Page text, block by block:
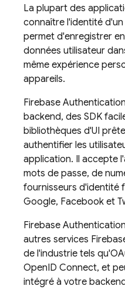
La plupart des
connaître l'identité
permet d'enregistrer
données utilisateur
même expérience
appareils.
Firebase Authentication
backend, des SDK
bibliothèques d'UI
authentifier les
application. Il accepte
mots de passe, de
fournisseurs d'identité
Google, Facebook et
Firebase Authentication
autres services
de l'industrie tels
OpenID Connect, et
intégré à votre